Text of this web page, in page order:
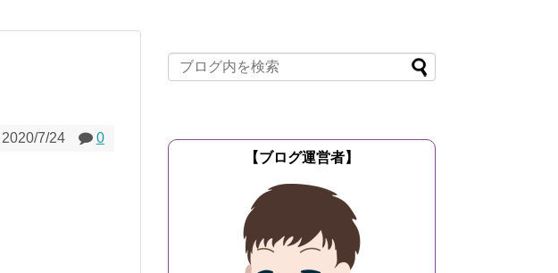
2020/7/24 0
【ブログ運営者】